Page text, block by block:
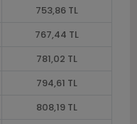
753,86 TL
767,44 TL
781,02 TL
794,61 TL
808,19 TL